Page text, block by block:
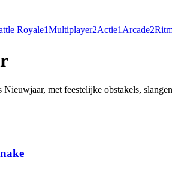
Royale1Multiplayer2Actie1 Arcade2
met feestelijke obstakels,